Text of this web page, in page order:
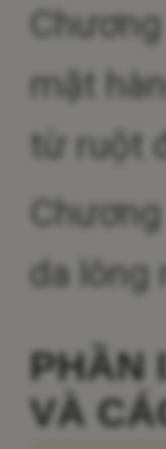
mặt
từ ruột
da lông
PHẦN
VÀ